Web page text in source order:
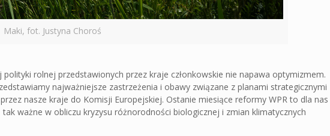
Maki, fot. Justyna Choroś
rolnej przedstawionych przez kraje członkowskie nie napawa optymizmem.
najważniejsze zastrzeżenia i obawy związane z planami strategicznymi
nasze kraje do Komisji Europejskiej. Ostanie miesiące reformy WPR to dla nas
ważne w obliczu kryzysu różnorodności biologicznej i zmian klimatycznych